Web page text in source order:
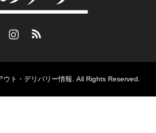
ウト・デリバリー情報. All Rights Reserved.